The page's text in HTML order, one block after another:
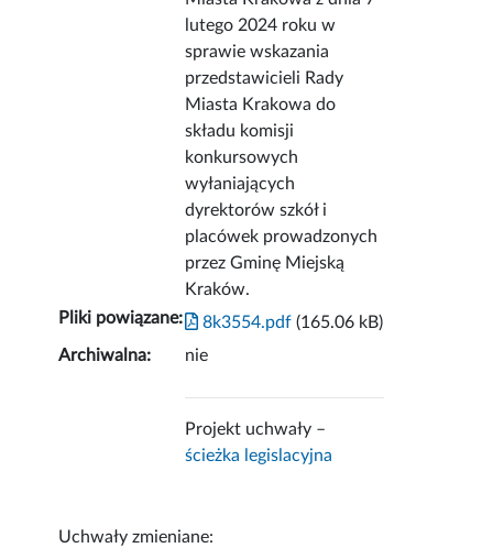
lutego 2024 roku w
sprawie wskazania
przedstawicieli Rady
Miasta Krakowa do
składu komisji
konkursowych
wyłaniających
dyrektorów szkół i
placówek prowadzonych
przez Gminę Miejską
Kraków.
Pliki powiązane: 8k3554.pdf (165.06 kB)
Archiwalna:
nie
Projekt uchwały –
ścieżka legislacyjna
Uchwały zmieniane: